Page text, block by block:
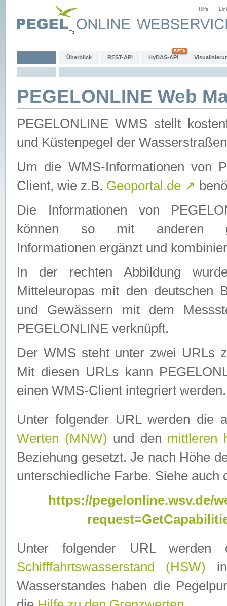
Hilfe
Überblick REST-API HyDAS-API
PEGELONLINE Web
PEGELONLINE WMS stellt
und Küstenpegel der
Um die WMS-Informationen von
Client, wie z.B. Geoportal.de ↗
Die Informationen von
können so mit anderen
Informationen ergänzt und
In der rechten Abbildung
Mitteleuropas mit den deutschen
und Gewässern mit dem
PEGELONLINE verknüpft.
Der WMS steht unter zwei URLs
Mit diesen URLs kann
einen WMS-Client integriert werden.
Unter folgender URL werden die
Werten (MNW) und den mittleren
Beziehung gesetzt. Je nach Höhe
unterschiedliche Farbe. Siehe auch
https://pegelonline.wsv.de/
Unter folgender URL
Schifffahrtswasserstand (HSW)
Wasserstandes haben die